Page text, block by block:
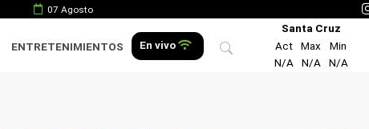
07 Agosto
ENTRETENIMIENTOS En vivo
Santa Cruz
Act
Max
Min
N/A
N/A N/A